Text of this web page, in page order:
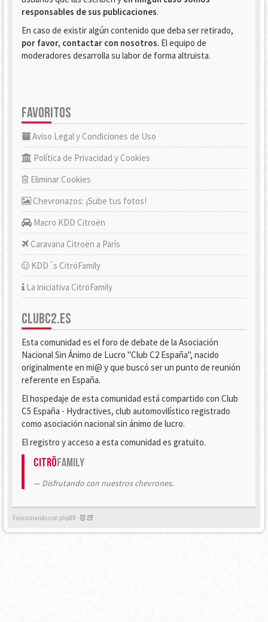
responsables de sus publicaciones.
En caso de existir algún contenido que deba ser retirado,
por favor, contactar con nosotros. El equipo de
moderadores desarrolla su labor de forma altruista.
FAVORITOS
Aviso Legal y Condiciones de Uso
Política de Privacidad y Cookies
Eliminar Cookies
Chevronazos: ¡Sube tus fotos!
Macro KDD Citroën
Caravana Citroën a París
KDD´s CitröFamily
La iniciativa CitröFamily
CLUBC2.ES
Esta comunidad es el foro de debate de la Asociación
Nacional Sin Ánimo de Lucro "Club C2 España", nacido
originalmente en mi@ y que buscó ser un punto de reunión
referente en España.
El hospedaje de esta comunidad está compartido con Club
C5 España - Hydractives, club automovilístico registrado
como asociación nacional sin ánimo de lucro.
El registro y acceso a esta comunidad es gratuito.
CitröFamily
Disfrutando con nuestros chevrones.
Funcionando con phpBB -